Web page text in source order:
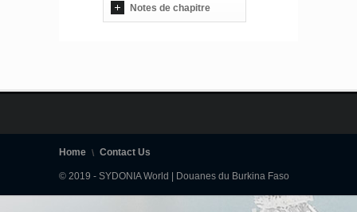
Notes de chapitre
Home Contact Us
© 2019 - SYDONIA World | Douanes du Burkina Faso